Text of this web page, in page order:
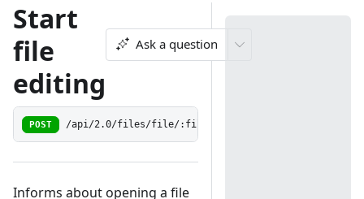
Start
file
editing
Ask a question
POST /api/2.0/files/file/:fileId/startedit
Informs about opening a file